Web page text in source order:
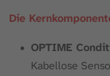
Die
OPTIME
Kabellose